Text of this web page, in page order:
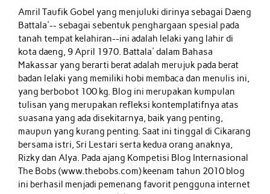
Amril Taufik Gobelyang menjuluki dirinya sebagai Daeng
Battala'-- sebagai sebentuk penghargaan spesial pada
tanah tempat kelahiran--ini adalah lelaki yang lahir di
kota daeng, 9 April 1970. Battala' dalam Bahasa
Makassar yang berarti berat adalah merujuk pada berat
badan lelaki yang memiliki hobi membaca dan menulis ini,
yang berbobot 100 kg. Blog ini merupakan kumpulan
tulisan yang merupakan refleksi kontemplatifnya atas
suasana yang ada disekitarnya, baik yang penting,
maupun yang kurang penting. Saat ini tinggal di Cikarang
bersama istri, Sri Lestari serta kedua orang anaknya,
Rizky dan Alya. Pada ajang Kompetisi Blog Internasional
The Bobs (www.thebobs.com) keenam tahun 2010 blog
ini berhasil menjadi pemenang favorit pengguna internet